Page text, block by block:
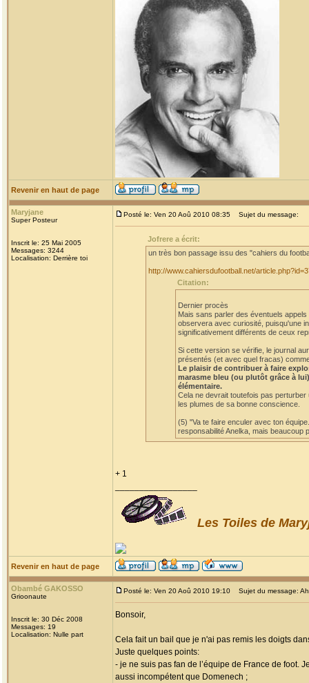
Revenir en haut de page
Maryjane
Super Posteur
Inscrit le: 25 Mai 2005
Messages: 3244
Localisation: Derrière toi
Posté le: Ven 20 Aoû 2010 08:35 Sujet du message:
Jofrere a écrit:
un très bon passage issu des "cahiers du
http://www.cahiersdufootball.net/
Citation:
Dernier procès
Mais sans parler des éventuels
observera avec curiosité, puisqu'une
significativement différents de ceux
Si cette version se vérifie, le journal
présentés (et avec quel fracas)
Le plaisir de contribuer à faire
marasme bleu (ou plutôt grâce à
élémentaire.
Cela ne devrait toutefois pas
les plumes de sa bonne conscience.
(5) "Va te faire enculer avec ton
responsabilité Anelka, mais beaucoup
+ 1
Les Toiles de
Revenir en haut de page
Obambé GAKOSSO
Grioonaute
Inscrit le: 30 Déc 2008
Messages: 19
Localisation: Nulle part
Posté le: Ven 20 Aoû 2010 19:10 Sujet du message:
Bonsoir,
Cela fait un bail que je n'ai pas remis les doigts
Juste quelques points:
- je ne suis pas fan de l’équipe de France de foot.
aussi incompétent que Domenech ;